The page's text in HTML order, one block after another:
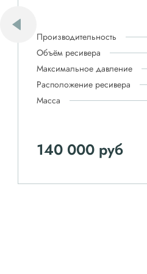
Производительность
Объём ресивера
Максимальное давление
Расположение ресивера
Масса
140 000 руб